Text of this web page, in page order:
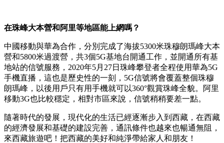
在珠峰大本營和阿里等地區能上網嗎？
中國移動與華為合作，分別完成了海拔5300米珠穆朗瑪峰大本
營和5800米過渡營，共3個5G基地台開通工作，並開通所有基
地站的信號服務，2020年5月27日珠峰攀登者全程使用華為5G
手機直播，這也是歷史性的一刻，5G信號將會覆蓋整個珠穆
朗瑪峰，以後用戶只有用手機就可以360°觀賞珠峰全貌。阿里
移動3G也比較穩定，相對市區來說，信號稍稍要差一點。
隨著時代的發展，現代化的生活已經逐漸步入到西藏，在西藏
的經濟發展和基礎的建設完善，通訊條件也越來也暢通無阻，
來西藏旅遊吧！把西藏的美好和純淨帶給家人和朋友！